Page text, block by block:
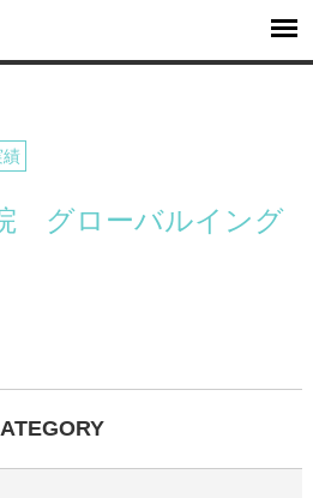
績
グローバルイング